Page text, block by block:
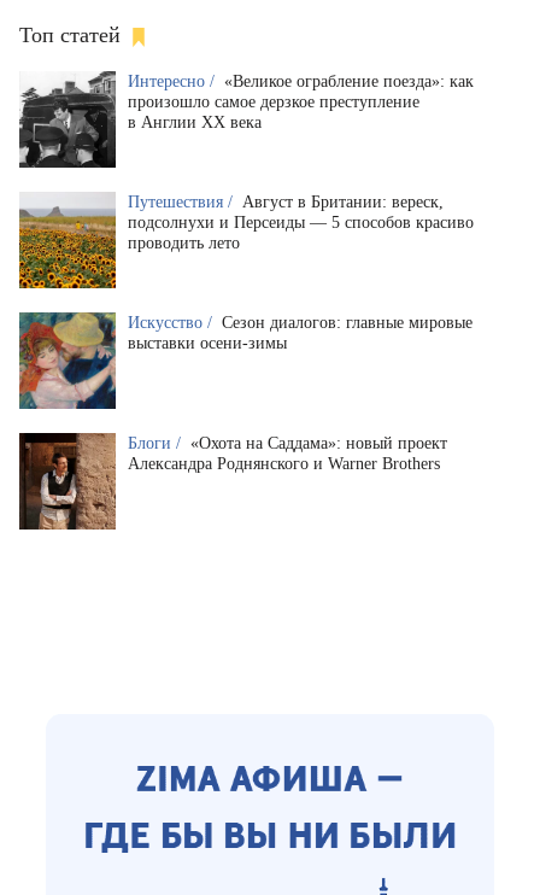
Топ статей
Интересно / «Великое ограбление поезда»: как
произошло самое дерзкое преступление
в Англии XX века
Путешествия / Август в Британии: вереск,
подсолнухи и Персеиды — 5 способов красиво
проводить лето
Искусство / Сезон диалогов: главные мировые
выставки осени-зимы
Блоги / «Охота на Саддама»: новый проект
Александра Роднянского и Warner Brothers